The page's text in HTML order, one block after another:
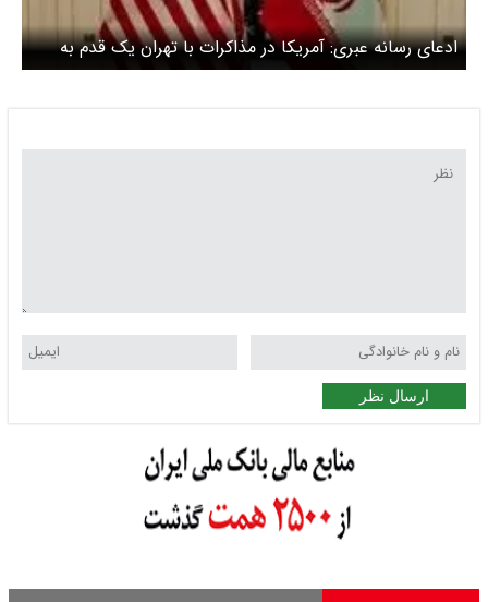
ادعای رسانه عبری: آمریکا در مذاکرات با تهران یک قدم به
جلو برداشته است
ارسال نظر